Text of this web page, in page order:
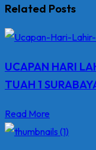
Related Posts
UCAPAN HARI
TUAH 1
Read More